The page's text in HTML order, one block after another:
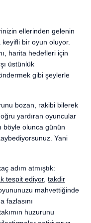
ellerinden gelenin
bir oyun oluyor.
harita hedefleri için
üstünlük
gibi şeylerle
bozan, rakibi bilerek
yardıran oyuncular
böyle olunca günün
Yani
adım atmıştık:
tespit ediyor, takdir
mahvettiğinde
fazlasını
huzurunu